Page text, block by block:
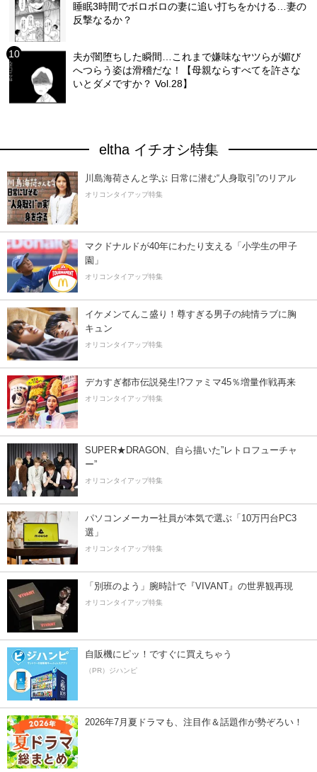
睡眠3時間でボロボロの妻に追い打ちをかける…妻の
反撃なるか？
夫が闇堕ちした瞬間…これまで嫌味なヤツらが媚び
へつらう姿は滑稽だな！【母親ならすべてを許さな
いとダメですか？ Vol.28】
eltha イチオシ特集
川島海荷さんと学ぶ 日常に潜む“人身取引”のリアル
オリコンタイアップ特集
マクドナルドが40年にわたり支える「小学生の甲子
園」
オリコンタイアップ特集
イケメンてんこ盛り！尊すぎる男子の純情ラブに胸
キュン
オリコンタイアップ特集
デカすぎ都市伝説発生!?ファミマ45％増量作戦再来
オリコンタイアップ特集
SUPER★DRAGON、自ら描いた”レトロフューチャ
ー”
オリコンタイアップ特集
パソコンメーカー社員が本気で選ぶ「10万円台PC3
選」
オリコンタイアップ特集
「別班のよう」腕時計で『VIVANT』の世界観再現
オリコンタイアップ特集
自販機にピッ！ですぐに買えちゃう
（PR）ジハンピ
2026年7月夏ドラマも、注目作＆話題作が勢ぞろい！